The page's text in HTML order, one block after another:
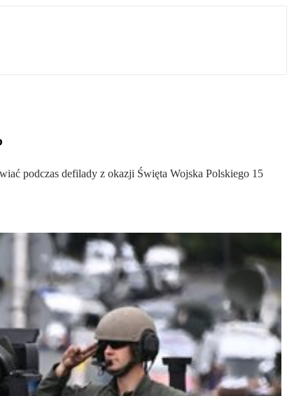
podczas defilady z okazji Święta Wojska Polskiego 15